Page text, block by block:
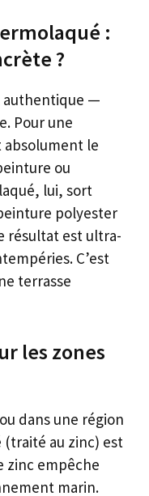
:
?
authentique —
Pour une
le
ou
lui, sort
polyester
résultat est ultra-
C’est
terrasse
les zones
dans une région
(traité au zinc) est
zinc empêche
marin.